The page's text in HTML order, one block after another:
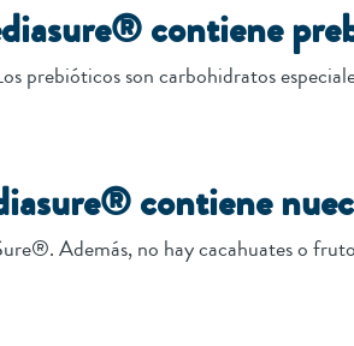
contiene
prebióticos son carbohidratos
contiene
Además, no hay cacahuates o